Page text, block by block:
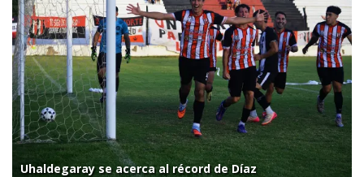
Uhaldegaray se acerca al récord de Díaz